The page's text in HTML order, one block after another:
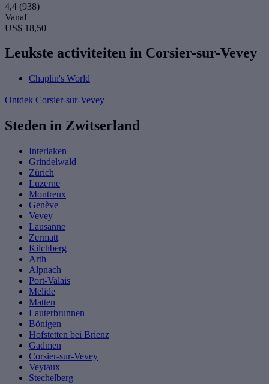
4,4 (938)
Vanaf
US$ 18,50
Leukste activiteiten in Corsier-sur-Vevey
Chaplin's World
Ontdek Corsier-sur-Vevey
Steden in Zwitserland
Interlaken
Grindelwald
Zürich
Luzerne
Montreux
Genève
Vevey
Lausanne
Zermatt
Kilchberg
Arth
Alpnach
Port-Valais
Melide
Matten
Lauterbrunnen
Bönigen
Hofstetten bei Brienz
Gadmen
Corsier-sur-Vevey
Veytaux
Stechelberg